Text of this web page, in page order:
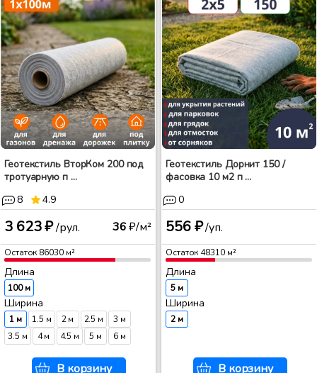
Геотекстиль ВторКом 200 под
тротуарную п ...
8
4.9
3 623 ₽/рул. 36₽/м²
Остаток 86030м²
Длина
100 м
Ширина
1 м 1.5 м 2 м 2.5 м
3 м
3.5 м
4 м 4.5 м 5 м 6 м
В корзину
Геотекстиль Дорнит 150 /
фасовка 10 м2 п ...
0
556 ₽/уп.
Остаток 48310м²
Длина
5 м
Ширина
2 м
В корзину